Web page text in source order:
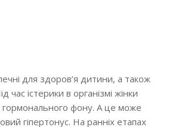
для здоров’я дитини, а також
час істерики в організмі жінки
гормонального фону. А це може
гіпертонус. На ранніх етапах